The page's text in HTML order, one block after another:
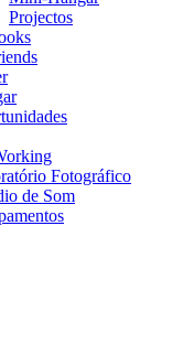
Projectos
Fotográfico
de Som